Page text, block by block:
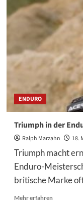
Triumph
ersten
Grand-
Sieg
ENDURO
Triumph in der
Ralph Marzahn 18.
Triumph macht
Enduro-
britische Marke
Mehr erfahrenMehr